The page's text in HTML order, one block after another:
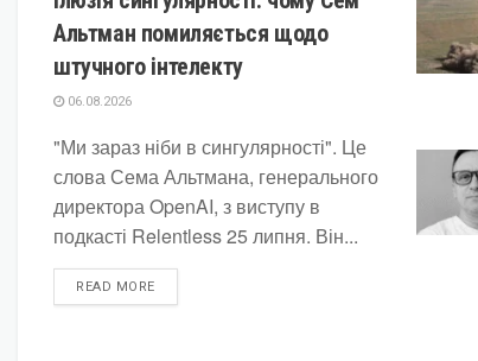
Альтман помиляється щодо
штучного інтелекту
06.08.2026
"Ми зараз ніби в сингулярності". Це
слова Сема Альтмана, генерального
директора OpenAI, з виступу в
подкасті Relentless 25 липня. Він...
READ MOREDETAILS